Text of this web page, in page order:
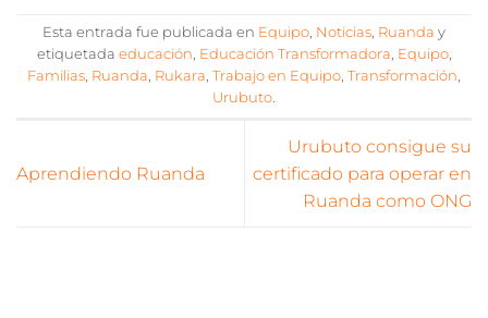
Esta entrada fue publicada en Equipo, Noticias, Ruanda y
etiquetada educación, Educación Transformadora, Equipo,
Familias, Ruanda, Rukara, Trabajo en Equipo, Transformación,
Urubuto.
Aprendiendo Ruanda
Urubuto consigue su
certificado para operar en
Ruanda como ONG